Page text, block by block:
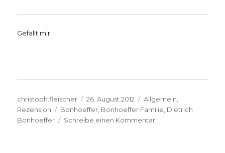
Gefällt mir:
Autor
christoph.fleischer
Veröffentlicht
am
26. August 2012 Kategorien
Allgemein
Rezension
Schlagwörter
Bonhoeffer Bonhoeffer Familie Dietrich
Bonhoeffer
Schreibe einen Kommentarzu